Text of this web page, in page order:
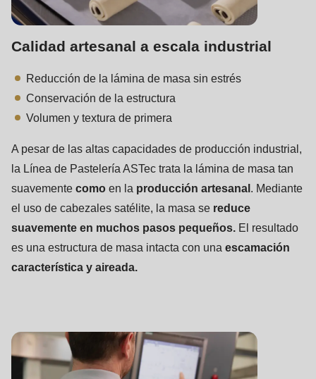
Calidad artesanal a escala industrial
Reducción de la lámina de masa sin estrés
Conservación de la estructura
Volumen y textura de primera
A pesar de las altas capacidades de producción industrial,
la Línea de Pastelería ASTec trata la lámina de masa tan
suavemente como en la producción artesanal. Mediante
el uso de cabezales satélite, la masa se reduce
suavemente en muchos pasos pequeños. El resultado
es una estructura de masa intacta con una escamación
característica y aireada.